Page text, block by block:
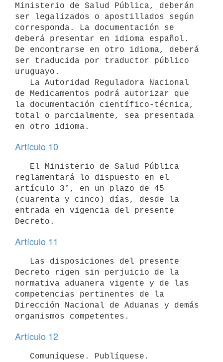
Ministerio de Salud Pública, deberán
ser legalizados o apostillados según
corresponda. La documentación se
deberá presentar en idioma español.
De encontrarse en otro idioma, deberá
ser traducida por traductor público
uruguayo.
de Medicamentos podrá autorizar que
la documentación científico-técnica,
total o parcialmente, sea presentada
Artículo 10
reglamentará lo dispuesto en el
artículo 3°, en un plazo de 45
(cuarenta y cinco) días, desde la
entrada en vigencia del presente
Artículo 11
Decreto rigen sin perjuicio de la
normativa aduanera vigente y de las
competencias pertinentes de la
Dirección Nacional de Aduanas y demás
Artículo 12